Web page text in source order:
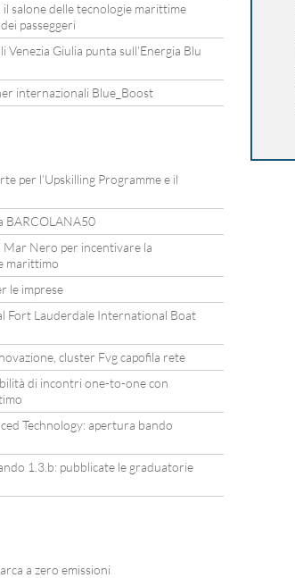
il salone delle tecnologie marittime
passeggeri
Giulia punta sull’Energia Blu
internazionali Blue_Boost
per l’Upskilling Programme e il
BARCOLANA50
Mar Nero per incentivare la
marittimo
le imprese
Fort Lauderdale International Boat
cluster Fvg capofila rete
di incontri one-to-one con
Technology: apertura bando
1.3.b: pubblicate le graduatorie
a zero emissioni